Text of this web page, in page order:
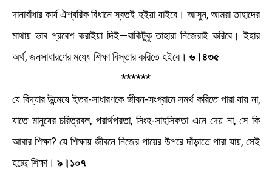
দানাবাঁধার কার্য ঐশ্বরিক বিধানে স্বতই হইয়া যাইবে। আসুন, আমরা তাহাদের
মাথায় ভাব প্রবেশ করাইয়া দিই—বাকিটুকু তাহারা নিজেরাই করিবে। ইহার
অর্থ, জনসাধারণের মধ্যে শিক্ষা বিস্তার করিতে হইবে। ৬।৪৩৫
******
যে বিদ্যার উন্মেষে ইতর-সাধারণকে জীবন-সংগ্রামে সমর্থ করিতে পারা যায় না,
যাতে মানুষের চরিত্রবল, পরার্থপরতা, সিংহ-সাহসিকতা এনে দেয় না, সে কি
আবার শিক্ষা? যে শিক্ষায় জীবনে নিজের পায়ের উপরে দাঁড়াতে পারা যায়, সেই
হচ্ছে শিক্ষা। ৯।১০৭